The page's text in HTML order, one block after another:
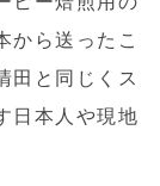
から送ったこ
田と同じくス
日本人や現地